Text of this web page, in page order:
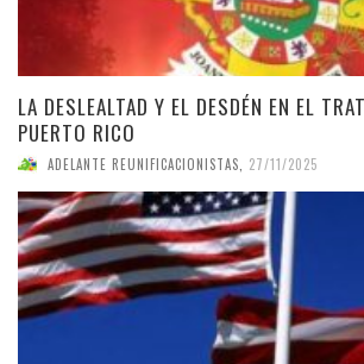
LA DESLEALTAD Y EL DESDÉN EN EL
PUERTO RICO
ADELANTE REUNIFICACIONISTAS 27/11/2025